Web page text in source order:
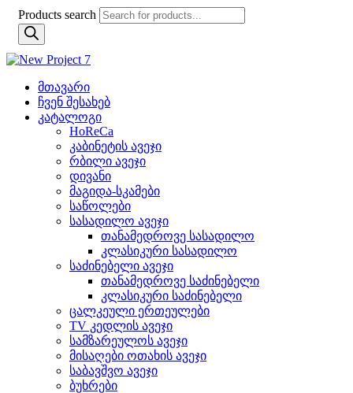
Products search
მთავარი
ჩვენ შესახებ
კატალოგი
HoReCa
კაბინეტის ავეჯი
რბილი ავეჯი
დივანი
მაგიდა-სკამები
საწოლები
სასადილო ავეჯი
თანამედროვე სასადილო
კლასიკური სასადილო
საძინებელი ავეჯი
თანამედროვე საძინებელი
კლასიკური საძინებელი
ცალკეული ერთეულები
TV კედლის ავეჯი
სამზარეულოს ავეჯი
მისაღები ოთახის ავეჯი
საბავშვო ავეჯი
ბუხრები